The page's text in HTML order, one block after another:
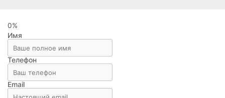
0%
Имя
Телефон
Email